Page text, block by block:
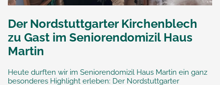
Der Nordstuttgarter Kirchenblech
zu Gast im Seniorendomizil Haus
Martin
Heute durften wir im Seniorendomizil Haus Martin ein ganz
besonderes Highlight erleben: Der Nordstuttgarter